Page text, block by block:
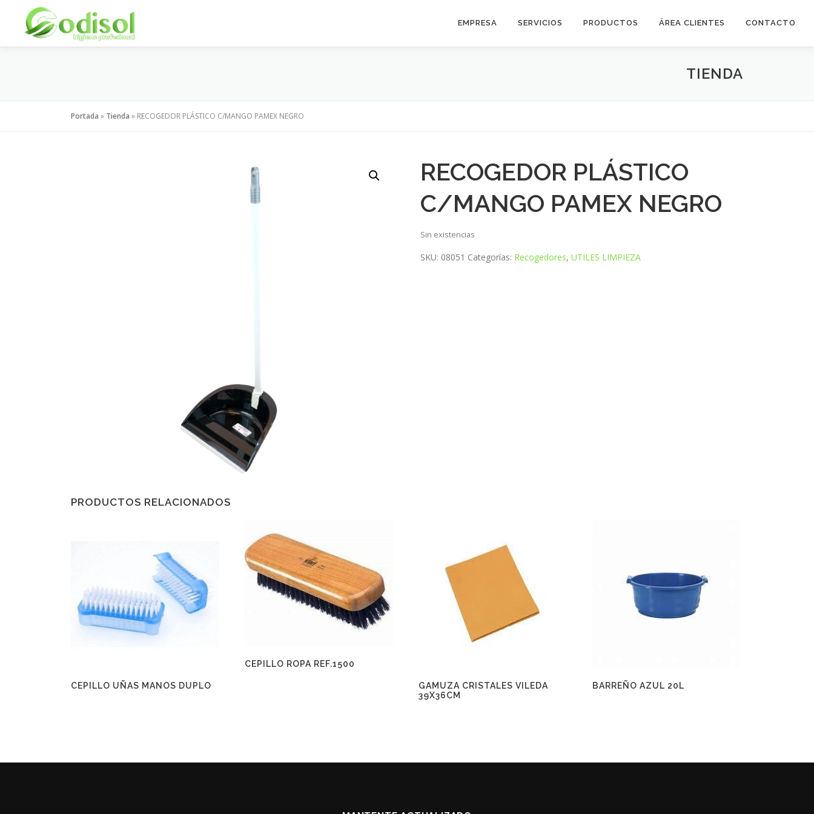
contenido
EMPRESA SERVICIOS PRODUCTOS ÁREA CLIENTES CONTACTO
TIENDA
Portada » Tienda » RECOGEDOR PLÁSTICO C/MANGO PAMEX NEGRO
RECOGEDOR PLÁSTICO
C/MANGO PAMEX NEGRO
Sin existencias
SKU: 08051 Categorías: Recogedores,UTILES LIMPIEZA
PRODUCTOS RELACIONADOS
CEPILLO UÑAS MANOS DUPLO
CEPILLO ROPA REF.1500
GAMUZA CRISTALES VILEDA
39X36CM
BARREÑO AZUL 20L